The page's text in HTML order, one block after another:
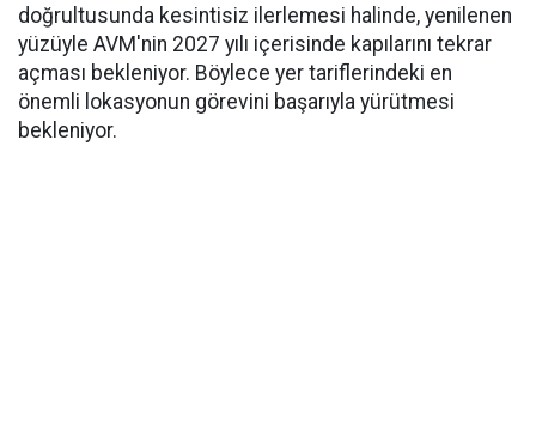
doğrultusunda kesintisiz ilerlemesi halinde, yenilenen
yüzüyle AVM'nin 2027 yılı içerisinde kapılarını tekrar
açması bekleniyor. Böylece yer tariflerindeki en
önemli lokasyonun görevini başarıyla yürütmesi
bekleniyor.